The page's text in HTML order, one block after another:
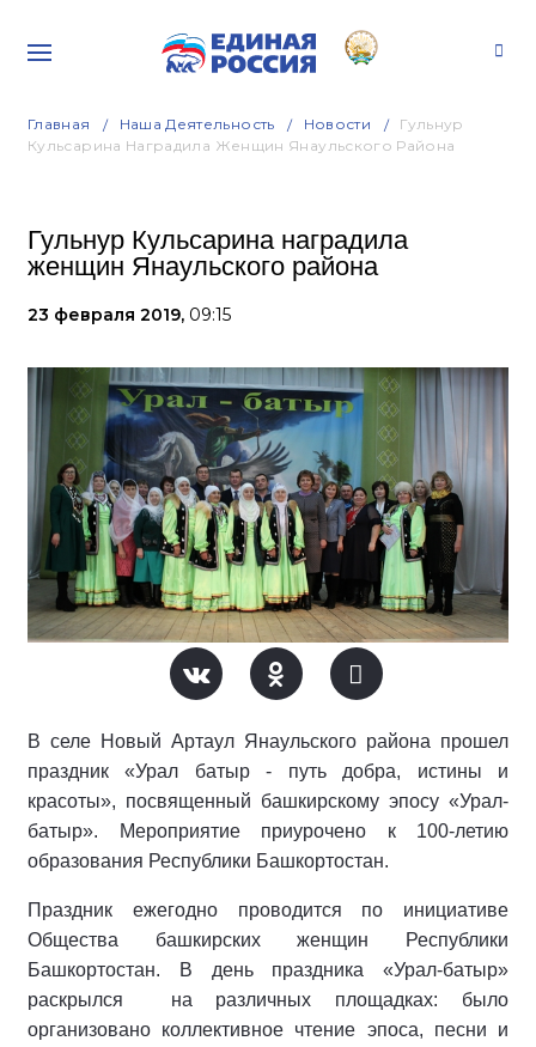
Главная Наша Деятельность Новости
Гульнур
Кульсарина Наградила Женщин Янаульского Района
Гульнур Кульсарина наградила
женщин Янаульского района
23 февраля 2019, 09:15
В селе Новый Артаул Янаульского района прошел
праздник «Урал батыр - путь добра, истины и
красоты», посвященный башкирскому эпосу «Урал-
батыр». Мероприятие приурочено к 100-летию
образования Республики Башкортостан.
Праздник ежегодно проводится по инициативе
Общества башкирских женщин Республики
Башкортостан. В день праздника «Урал-батыр»
раскрылся на различных площадках: было
организовано коллективное чтение эпоса, песни и